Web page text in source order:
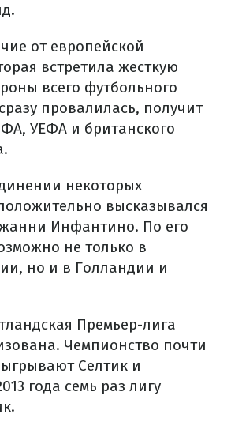
от европейской
встретила жесткую
всего футбольного
провалилась, получит
УЕФА и британского
некоторых
высказывался
Инфантино. По его
не только в
но и в Голландии и
Премьер-лига
Чемпионство почти
Селтик и
года семь раз лигу